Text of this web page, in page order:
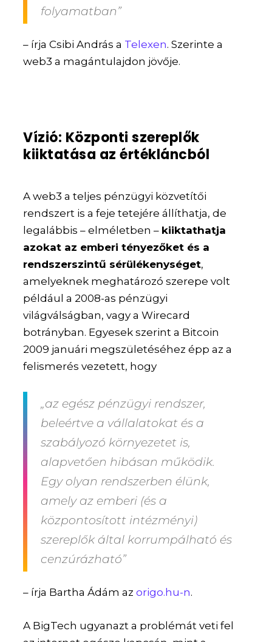
folyamatban”
– írja Csibi András a Telexen. Szerinte a
web3 a magántulajdon jövője.
Vízió: Központi szereplők
kiiktatása az értékláncból
A web3 a teljes pénzügyi közvetítői
rendszert is a feje tetejére állíthatja, de
legalábbis – elméletben – kiiktathatja
azokat az emberi tényezőket és a
rendszerszintű sérülékenységet,
amelyeknek meghatározó szerepe volt
például a 2008-as pénzügyi
világválságban, vagy a Wirecard
botrányban. Egyesek szerint a Bitcoin
2009 januári megszületéséhez épp az a
felismerés vezetett, hogy
„az egész pénzügyi rendszer,
beleértve a vállalatokat és a
szabályozó környezetet is,
alapvetően hibásan működik.
Egy olyan rendszerben élünk,
amely az emberi (és a
központosított intézményi)
szereplők által korrumpálható és
cenzúrázható”
– írja Bartha Ádám azorigo.hu-n.
A BigTech ugyanazt a problémát veti fel